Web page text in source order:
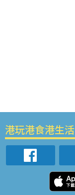
港玩港食港生活